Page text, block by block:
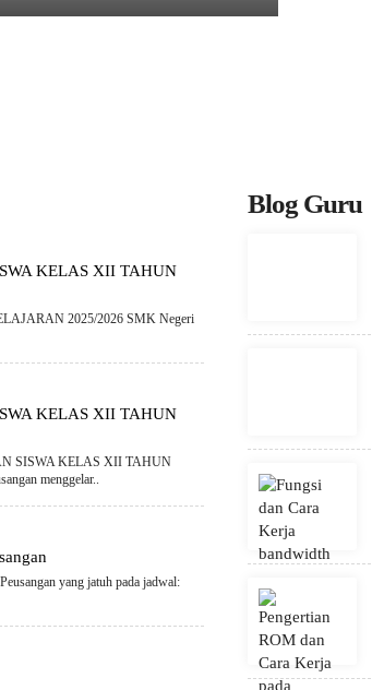
KELAS XII TAHUN
2025/2026 SMK Negeri
KELAS XII TAHUN
SISWA KELAS XII TAHUN
menggelar..
yang jatuh pada jadwal:
Blog Guru